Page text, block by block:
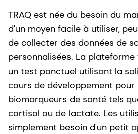
TRAQ est née du besoin du
d'un moyen facile à utiliser,
de collecter des données de
personnalisées. La
un test ponctuel utilisant la
cours de développement
biomarqueurs de santé tels
cortisol ou de lactate. Les
simplement besoin d'un petit